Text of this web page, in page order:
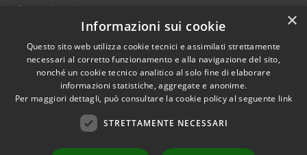
Informativa privacy
Dichiarazione di accessibilità
Copyright © 2026 • Comune di
Silvi • Powered by
×
Informazioni sui cookie
Questo sito web utilizza cookie tecnici e assimilati strettamente
necessari al corretto funzionamento e alla navigazione del sito,
nonché un cookie tecnico analitico al solo fine di elaborare
informazioni statistiche, aggregate e anonime.
Per maggiori dettagli, può consultare la cookie policy al seguente link
STRETTAMENTE NECESSARI